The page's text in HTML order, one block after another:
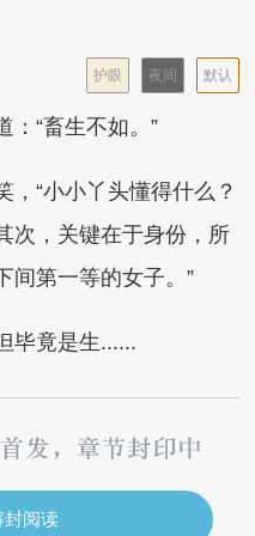
默认
夜间
护眼
：“畜生不如。”
，“小小丫头懂得什么？
次，关键在于身份，所
间第一等的女子。”
毕竟是生......
封阅读